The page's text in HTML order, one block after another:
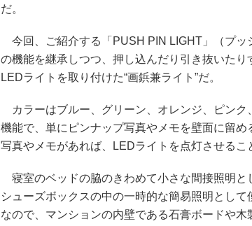
だ。
今回、ご紹介する「PUSH PIN LIGHT」（プッ
の機能を継承しつつ、押し込んだり引き抜いたり
LEDライトを取り付けた“画鋲兼ライト”だ。
カラーはブルー、グリーン、オレンジ、ピンク
機能で、単にピンナップ写真やメモを壁面に留
写真やメモがあれば、LEDライトを点灯させるこ
寝室のベッドの脇のきわめて小さな間接照明と
シューズボックスの中の一時的な簡易照明とし
なので、マンションの内壁である石膏ボードや